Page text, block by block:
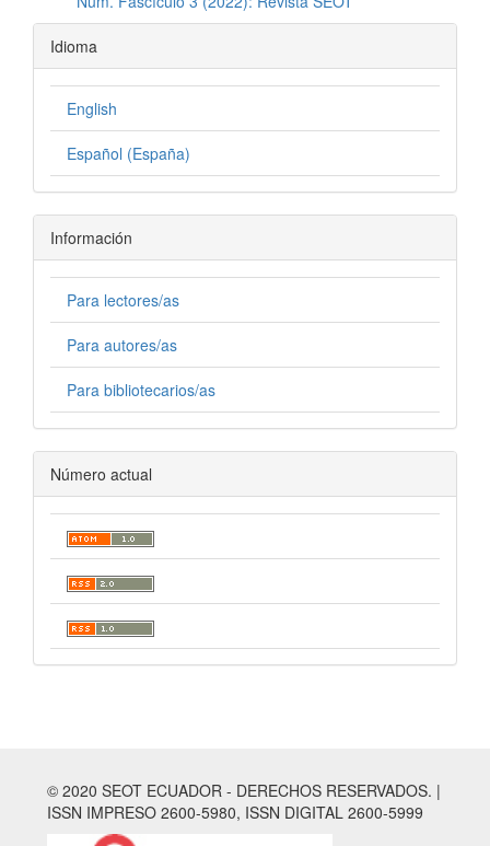
Idioma
English
Español (España)
Información
Para lectores/as
Para autores/as
Para bibliotecarios/as
Número actual
© 2020 SEOT ECUADOR - DERECHOS RESERVADOS. |
ISSN IMPRESO 2600-5980, ISSN DIGITAL 2600-5999